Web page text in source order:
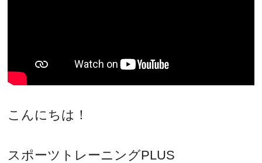
こんにちは！
スポーツトレーニングPLUS